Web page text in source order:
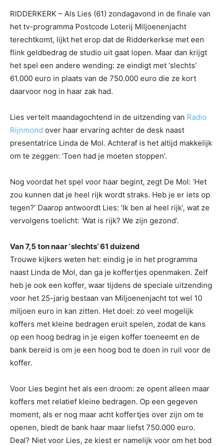
RIDDERKERK – Als Lies (61) zondagavond in de finale van
het tv-programma Postcode Loterij Miljoenenjacht
terechtkomt, lijkt het erop dat de Ridderkerkse met een
flink geldbedrag de studio uit gaat lopen. Maar dan krijgt
het spel een andere wending: ze eindigt met ‘slechts’
61.000 euro in plaats van de 750.000 euro die ze kort
daarvoor nog in haar zak had.
Lies vertelt maandagochtend in de uitzending van Radio
Rijnmond over haar ervaring achter de desk naast
presentatrice Linda de Mol. Achteraf is het altijd makkelijk
om te zeggen: ‘Toen had je moeten stoppen’.
Nog voordat het spel voor haar begint, zegt De Mol: ‘Het
zou kunnen dat je heel rijk wordt straks. Heb je er iets op
tegen?’ Daarop antwoordt Lies: ‘Ik ben al heel rijk’, wat ze
vervolgens toelicht: ‘Wat is rijk? We zijn gezond’.
Van 7,5 ton naar ‘slechts’ 61 duizend
Trouwe kijkers weten het: eindig je in het programma
naast Linda de Mol, dan ga je koffertjes openmaken. Zelf
heb je ook een koffer, waar tijdens de speciale uitzending
voor het 25-jarig bestaan van Miljoenenjacht tot wel 10
miljoen euro in kan zitten. Het doel: zo veel mogelijk
koffers met kleine bedragen eruit spelen, zodat de kans
op een hoog bedrag in je eigen koffer toeneemt en de
bank bereid is om je een hoog bod te doen in ruil voor de
koffer.
Voor Lies begint het als een droom: ze opent alleen maar
koffers met relatief kleine bedragen. Op een gegeven
moment, als er nog maar acht koffertjes over zijn om te
openen, biedt de bank haar maar liefst 750.000 euro.
Deal? Niet voor Lies, ze kiest er namelijk voor om het bod